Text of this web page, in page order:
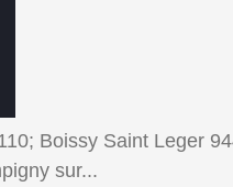
Boissy Saint Leger
sur...